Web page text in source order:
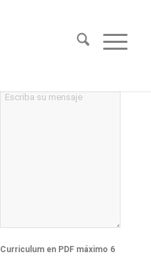
Curriculum en PDF máximo 6